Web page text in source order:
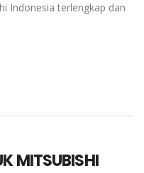
Indonesia terlengkap dan
MITSUBISHI